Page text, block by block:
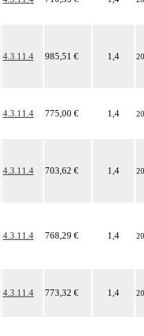
4.3.11.4 985,51 € 1,4
4.3.11.4 775,00 € 1,4
4.3.11.4 703,62 € 1,4
4.3.11.4 768,29 € 1,4
4.3.11.4 773,32 € 1,4